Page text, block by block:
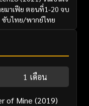
มาเฟีย ตอนที่1-20 จบ
ซับไทย/พากย์ไทย
1 เดือน
of Mine (2019)